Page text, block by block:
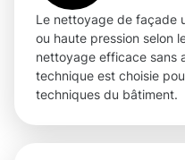
Le nettoyage de façade
ou haute pression selon
nettoyage efficace sans
technique est choisie
techniques du bâtiment.